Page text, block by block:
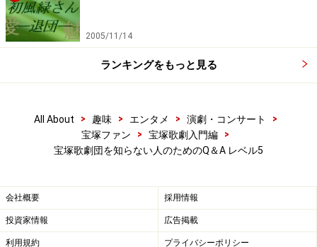
2005/11/14
ランキングをもっと見る
All About > 趣味 > エンタメ > 演劇・コンサート
>
宝塚ファン
> 宝塚歌劇入門編
>
宝塚歌劇団を知らない人のためのQ＆A レベル5
会社概要 採用情報
投資家情報 広告掲載
利用規約 プライバシーポリシー